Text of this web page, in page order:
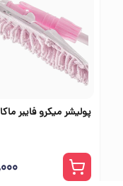
پولیشر میکرو فایبر